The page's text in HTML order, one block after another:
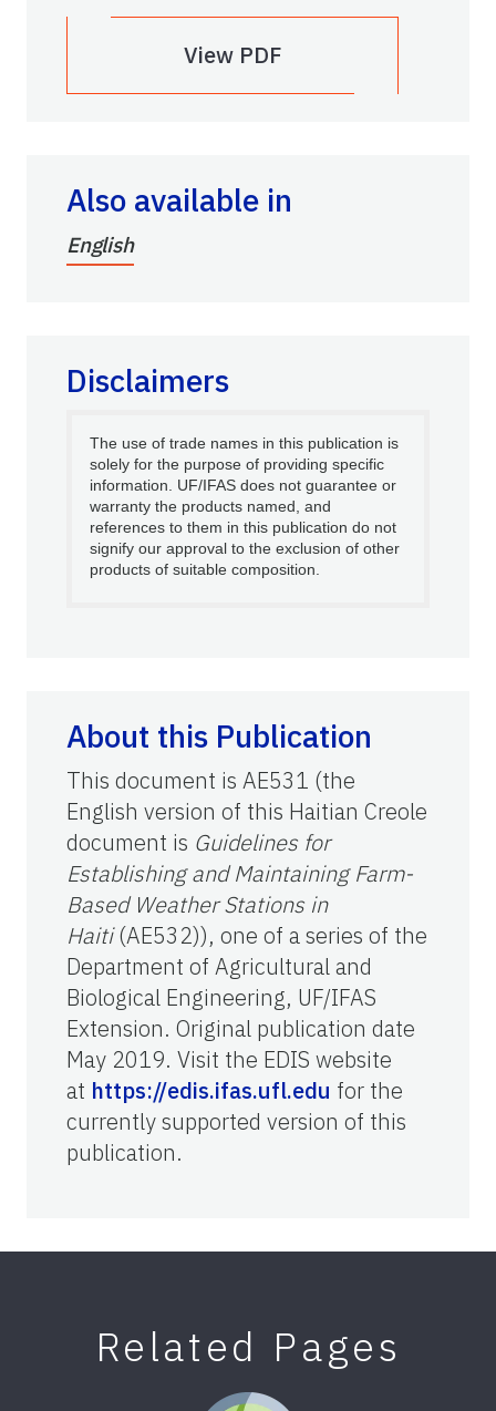
View PDF
Also available in
English
Disclaimers
The use of trade names in this publication is
solely for the purpose of providing specific
information. UF/IFAS does not guarantee or
warranty the products named, and
references to them in this publication do not
signify our approval to the exclusion of other
products of suitable composition.
About this Publication
This document is AE531 (the
English version of this Haitian Creole
document is Guidelines for
Establishing and Maintaining Farm-
Based Weather Stations in
Haiti(AE532)), one of a series of the
Department of Agricultural and
Biological Engineering, UF/IFAS
Extension. Original publication date
May 2019. Visit the EDIS website
at https://edis.ifas.ufl.edu for the
currently supported version of this
publication.
Related Pages